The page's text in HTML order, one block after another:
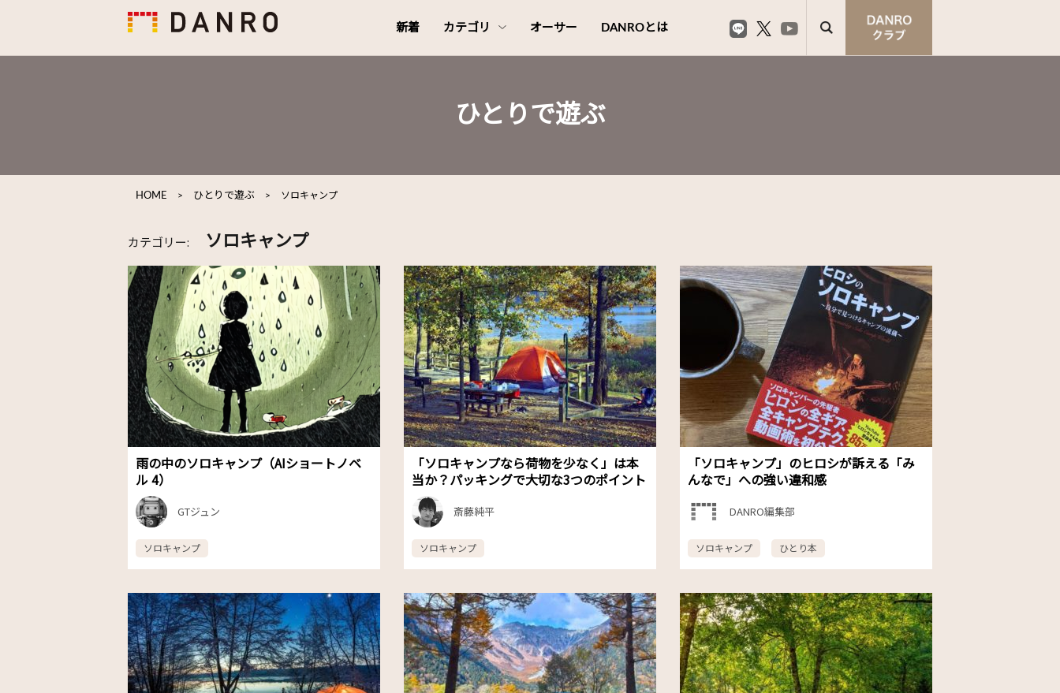
新着 カテゴリ オーサー DANROとは
ひとりで遊ぶ
HOME > ひとりで遊ぶ > ソロキャンプ
カテゴリー: ソロキャンプ
雨の中のソロキャンプ（AIショートノベ
ル 4）
GTジュン
ソロキャンプ
「ソロキャンプなら荷物を少なく」は本
当か？パッキングで⼤切な3つのポイント
斎藤純平
ソロキャンプ
「ソロキャンプ」のヒロシが訴える「み
んなで」への強い違和感
DANRO編集部
ソロキャンプ ひとり本